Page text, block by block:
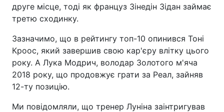
друге місце, тоді як француз Зінедін Зідан займає
третю сходинку.
Зазначимо, що в рейтингу топ-10 опинився Тоні
Кроос, який завершив свою кар'єру влітку цього
року. А Лука Модрич, володар Золотого м'яча
2018 року, що продовжує грати за Реал, зайняв
12-ту позицію.
Ми повідомляли, що тренер Луніна заінтригував